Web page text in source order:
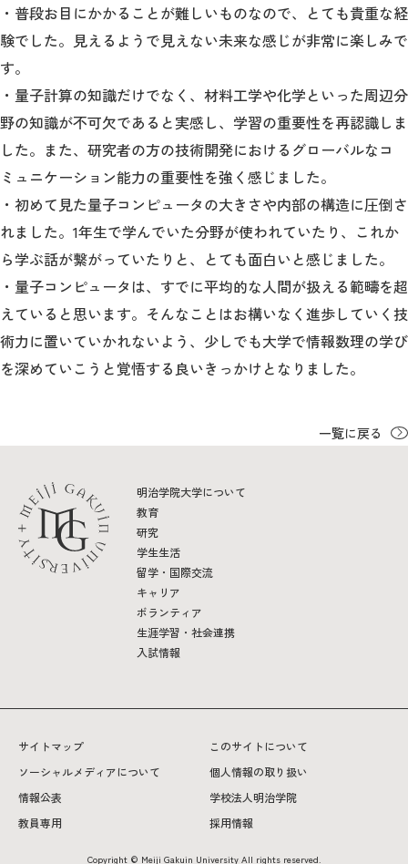
・普段お目にかかることが難しいものなので、とても貴重な経
験でした。見えるようで見えない未来な感じが非常に楽しみで
す。
・量子計算の知識だけでなく、材料工学や化学といった周辺分
野の知識が不可欠であると実感し、学習の重要性を再認識しま
した。また、研究者の方の技術開発におけるグローバルなコ
ミュニケーション能力の重要性を強く感じました。
・初めて見た量子コンピュータの大きさや内部の構造に圧倒さ
れました。1年生で学んでいた分野が使われていたり、これか
ら学ぶ話が繋がっていたりと、とても面白いと感じました。
・量子コンピュータは、すでに平均的な人間が扱える範疇を超
えていると思います。そんなことはお構いなく進歩していく技
術力に置いていかれないよう、少しでも大学で情報数理の学び
を深めていこうと覚悟する良いきっかけとなりました。
一覧に戻る
明治学院大学について
教育
研究
学生生活
留学・国際交流
キャリア
ボランティア
生涯学習・社会連携
入試情報
サイトマップ
このサイトについて
ソーシャルメディアについて
個人情報の取り扱い
情報公表
学校法人明治学院
教員専用
採用情報
Copyright © Meiji Gakuin University All rights reserved.